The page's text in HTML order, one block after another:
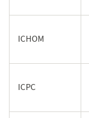
ICHOM
ICPC